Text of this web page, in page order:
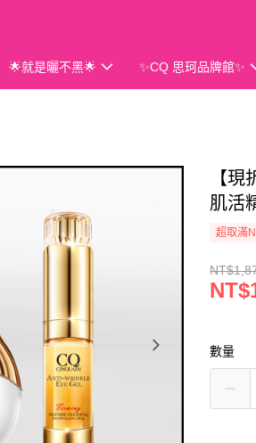
🌟就是曬不黑🌟 ✨CQ 思珂品牌館✨
【
肌活
超取滿
數量